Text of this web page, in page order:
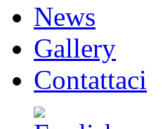
News
Gallery
Contattaci